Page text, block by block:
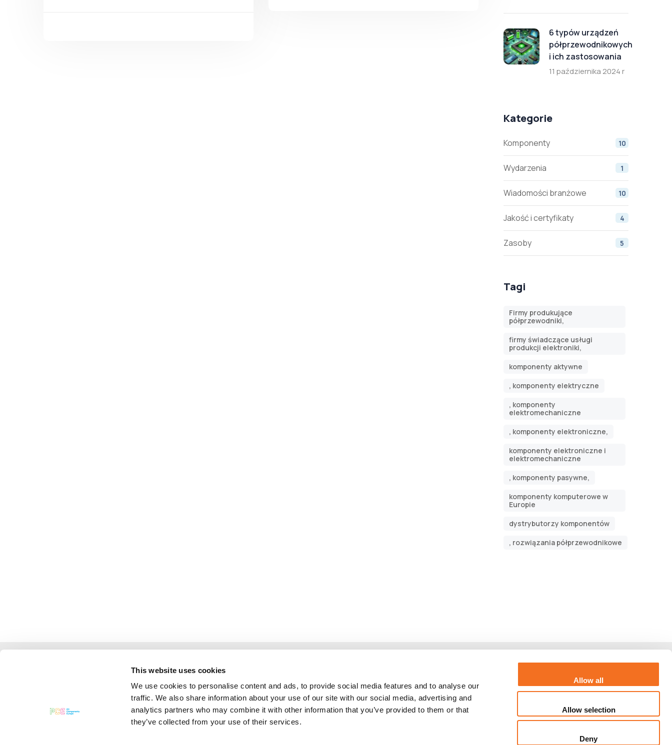
This website uses cookies
We use cookies to personalise content and ads, to provide social media features and to analyse our
traffic. We also share information about your use of our site with our social media, advertising and
analytics partners who may combine it with other information that you’ve provided to them or that
they’ve collected from your use of their services.
Allow all
Allow selection
Deny
6 typów urządzeń
półprzewodnikowych
i ich zastosowania
11 października 2024 r
Kategorie
Komponenty 10
Wydarzenia 1
Wiadomości branżowe 10
Jakość i certyfikaty 4
Zasoby 5
Tagi
Firmy produkujące
półprzewodniki,
firmy świadczące usługi
produkcji elektroniki,
komponenty aktywne
, komponenty elektryczne
, komponenty
elektromechaniczne
, komponenty elektroniczne,
komponenty elektroniczne i
elektromechaniczne
, komponenty pasywne,
komponenty komputerowe w
Europie
dystrybutorzy komponentów
, rozwiązania półprzewodnikowe
Pc Components Europe Srl
Certyfikaty
Dystrybutor podzespołów
elektronicznych we
Polityka prywatności
Polityka plików cookie
Via Orazio Raimondo, 47 Rzym